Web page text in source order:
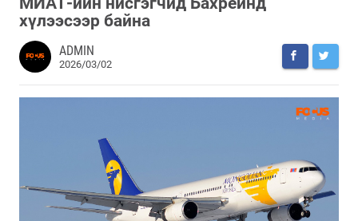
хүлээсээр байна
ADMIN
2026/03/02